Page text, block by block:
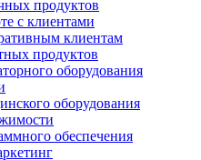
продуктов
с клиентами
клиентам
продуктов
оборудования
оборудования
обеспечения